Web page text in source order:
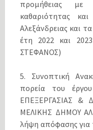
προμήθειας με
καθαριότητας
Αλεξάνδρειας και
έτη 2022 και
ΣΤΕΦΑΝΟΣ)
5. Συνοπτική
πορεία του
ΕΠΕΞΕΡΓΑΣΙΑΣ &
ΜΕΛΙΚΗΣ ΔΗΜΟΥ
λήψη απόφασης για